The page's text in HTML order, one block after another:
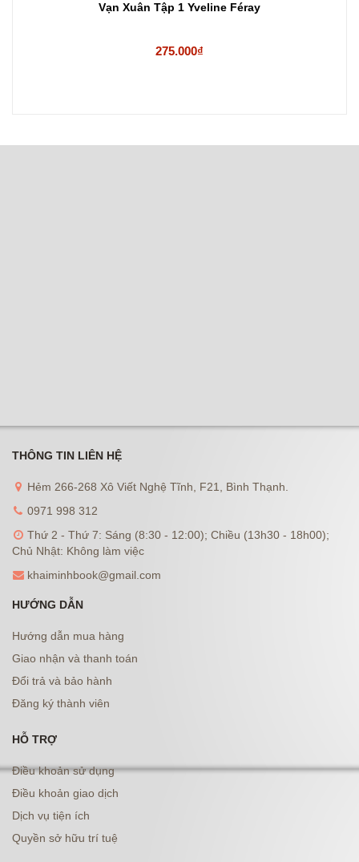
Vạn Xuân Tập 1 Yveline Féray
275.000₫
THÔNG TIN LIÊN HỆ
Hẻm 266-268 Xô Viết Nghệ Tĩnh, F21, Bình Thạnh.
0971 998 312
Thứ 2 - Thứ 7: Sáng (8:30 - 12:00); Chiều (13h30 - 18h00);
Chủ Nhật: Không làm việc
khaiminhbook@gmail.com
HƯỚNG DẪN
Hướng dẫn mua hàng
Giao nhận và thanh toán
Đổi trả và bảo hành
Đăng ký thành viên
HỖ TRỢ
Điều khoản sử dụng
Điều khoản giao dịch
Dịch vụ tiện ích
Quyền sở hữu trí tuệ